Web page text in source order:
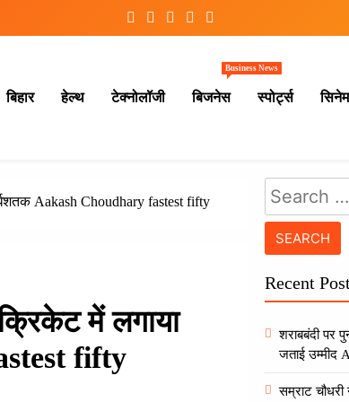
बिहार हेल्थ टेक्नोलॉजी बिजनेस
Business News
स्पोर्ट्स
Aakash Choudhary fastest fifty
में लगाया
fifty
Search
for:
Recent
शराबबंदी पर
जताई
सम्राट